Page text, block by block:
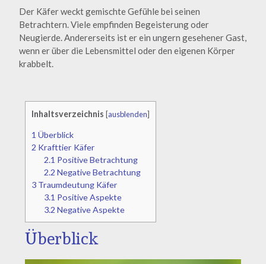
Der Käfer weckt gemischte Gefühle bei seinen
Betrachtern. Viele empfinden Begeisterung oder
Neugierde. Andererseits ist er ein ungern gesehener Gast,
wenn er über die Lebensmittel oder den eigenen Körper
krabbelt.
Inhaltsverzeichnis [ausblenden]
1 Überblick
2 Krafttier Käfer
2.1 Positive Betrachtung
2.2 Negative Betrachtung
3 Traumdeutung Käfer
3.1 Positive Aspekte
3.2 Negative Aspekte
Überblick